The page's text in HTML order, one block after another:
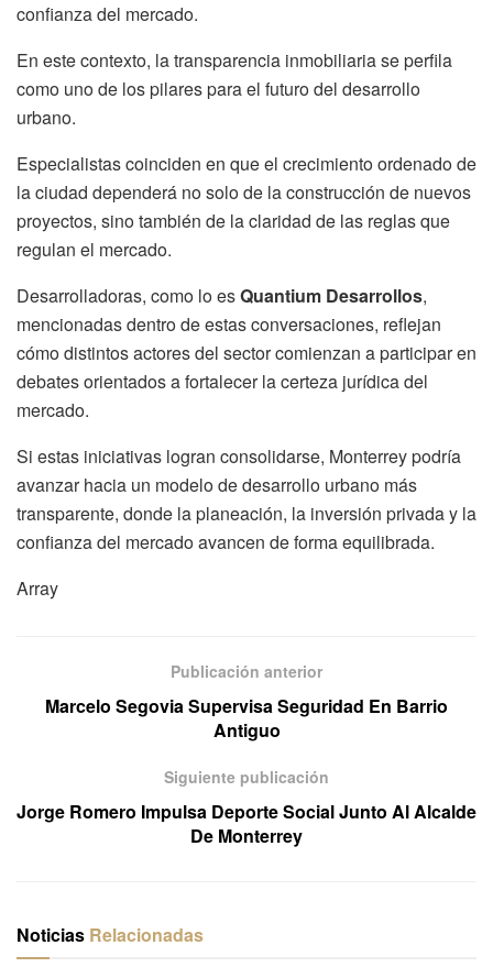
confianza del mercado.
En este contexto, la transparencia inmobiliaria se perfila
como uno de los pilares para el futuro del desarrollo
urbano.
Especialistas coinciden en que el crecimiento ordenado de
la ciudad dependerá no solo de la construcción de nuevos
proyectos, sino también de la claridad de las reglas que
regulan el mercado.
Desarrolladoras, como lo esQuantium Desarrollos,
mencionadas dentro de estas conversaciones, reflejan
cómo distintos actores del sector comienzan a participar en
debates orientados a fortalecer la certeza jurídica del
mercado.
Si estas iniciativas logran consolidarse, Monterrey podría
avanzar hacia un modelo de desarrollo urbano más
transparente, donde la planeación, la inversión privada y la
confianza del mercado avancen de forma equilibrada.
Array
Publicación anterior
Marcelo Segovia Supervisa Seguridad En Barrio
Antiguo
Siguiente publicación
Jorge Romero Impulsa Deporte Social Junto Al Alcalde
De Monterrey
Noticias Relacionadas